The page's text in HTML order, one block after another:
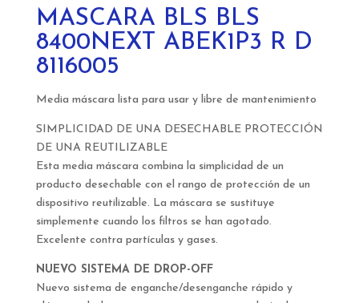
MASCARA BLS BLS
8400NEXT ABEK1P3 R D
8116005
Media máscara lista para usar y libre de mantenimiento
SIMPLICIDAD DE UNA DESECHABLE PROTECCIÓN
DE UNA REUTILIZABLE
Esta media máscara combina la simplicidad de un
producto desechable con el rango de protección de un
dispositivo reutilizable. La máscara se sustituye
simplemente cuando los filtros se han agotado.
Excelente contra partículas y gases.
NUEVO SISTEMA DE DROP-OFF
Nuevo sistema de enganche/desenganche rápido y